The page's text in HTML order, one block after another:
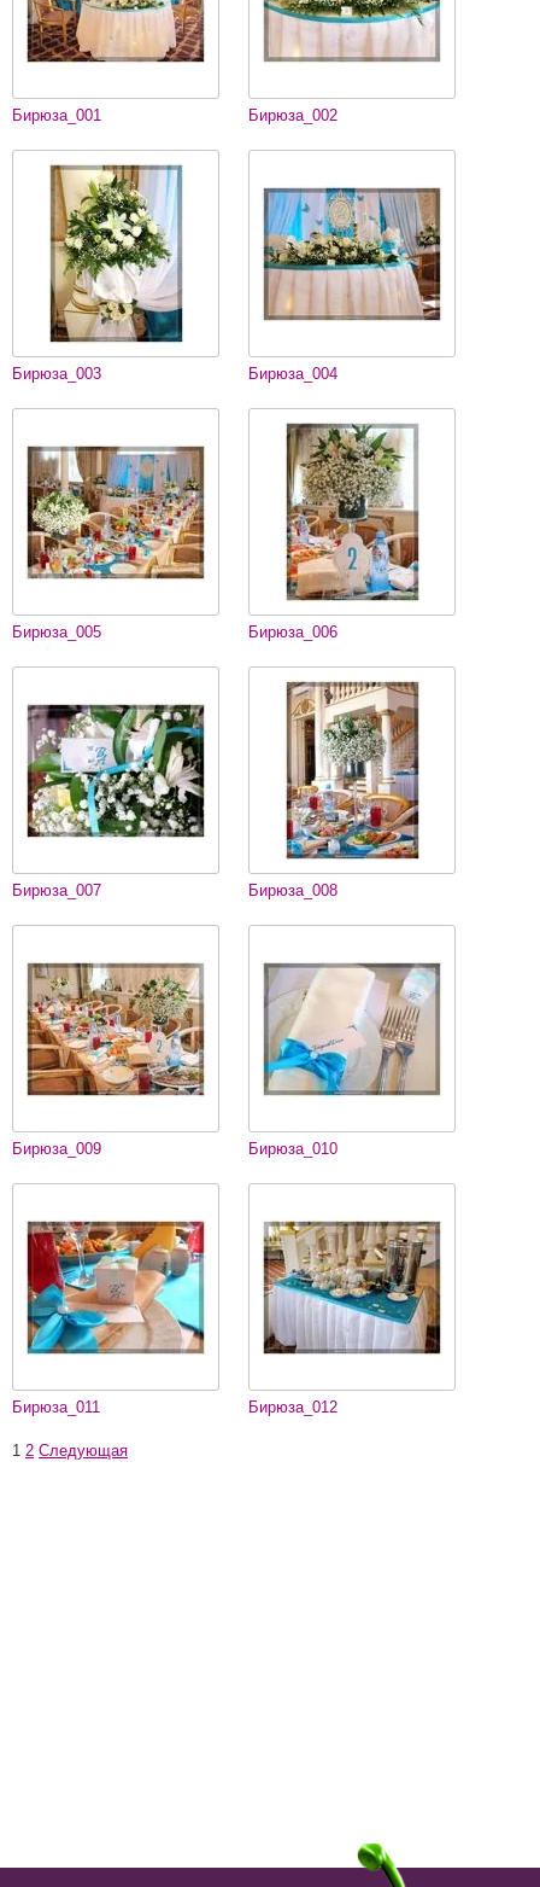
Бирюза_001 Бирюза_002
Бирюза_003 Бирюза_004
Бирюза_005 Бирюза_006
Бирюза_007 Бирюза_008
Бирюза_009 Бирюза_010
Бирюза_011 Бирюза_012
1 2 Следующая